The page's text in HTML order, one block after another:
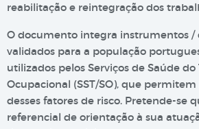
reabilitação e reintegração dos
O documento integra instrumentos /
validados para a população
utilizados pelos Serviços de Saúde
Ocupacional (SST/SO), que
desses fatores de risco. Pretende-se
referencial de orientação à sua